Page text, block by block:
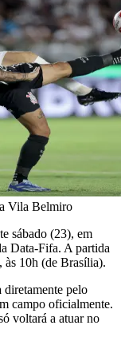
Vila Belmiro
sábado (23), em
Data-Fifa. A partida
às 10h (de Brasília).
diretamente pelo
campo oficialmente.
voltará a atuar no